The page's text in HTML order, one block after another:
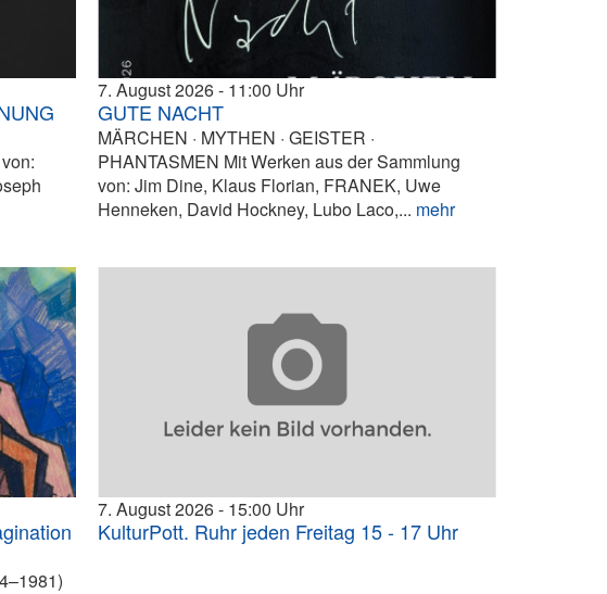
7. August 2026 11:00
GUTE NACHT
MÄRCHEN · MYTHEN · GEISTER ·
PHANTASMEN Mit Werken aus der Sammlung
von: Jim Dine, Klaus Florian, FRANEK, Uwe
Henneken, David Hockney, Lubo Laco,... mehr
7. August 2026 15:00
KulturPott. Ruhr jeden Freitag 15 - 17 Uhr